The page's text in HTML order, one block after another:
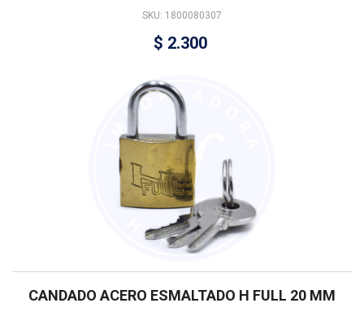
SKU: 1800080307
$ 2.300
CANDADO ACERO ESMALTADO H FULL 20 MM